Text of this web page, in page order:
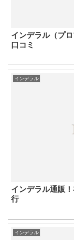
インデラル（プ
口コミ
インデラル
インデラル通販
行
インデラル